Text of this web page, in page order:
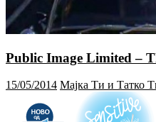
Public Image Limited –
15/05/2014 Мајка Ти и Татко